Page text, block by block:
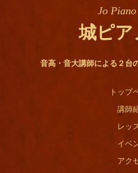
Jo
城ピア
音高・音大講師による２台
トップ
講師
レッ
イベ
アク